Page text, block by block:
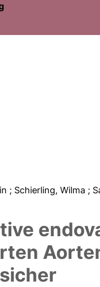
; Schierling, Wilma ;